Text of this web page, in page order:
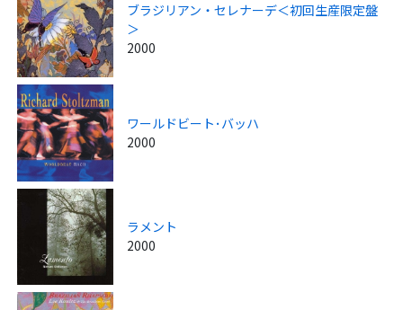
ブラジリアン・セレナーデ＜初回生産限定盤
＞
2000
ワールドビート･バッハ
2000
ラメント
2000